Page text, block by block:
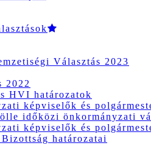
Választás 2023
2022
HVI határozatok
képviselők és
időközi önkormányzati
képviselők és
határozatai